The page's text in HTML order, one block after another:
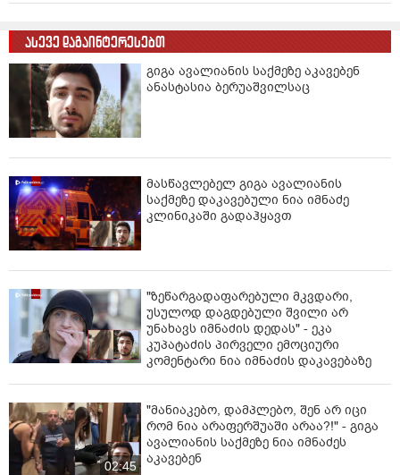
ასევე დაგაინტერესებთ
გიგა ავალიანის საქმეზე აკავებენ
ანასტასია ბერუაშვილსაც
მასწავლებელ გიგა ავალიანის
საქმეზე დაკავებული ნია იმნაძე
კლინიკაში გადაჰყავთ
"ზეწარგადაფარებული მკვდარი,
უსულოდ დაგდებული შვილი არ
უნახავს იმნაძის დედას" - ეკა
კუპატაძის პირველი ემოციური
კომენტარი ნია იმნაძის დაკავებაზე
02:45
"მანიაკებო, დამპლებო, შენ არ იცი
რომ ნია არაფერშუაში არაა?!" - გიგა
ავალიანის საქმეზე ნია იმნაძეს
აკავებენ